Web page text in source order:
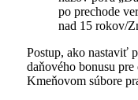
po prechode
nad 15 rokov/
Postup, ako nastaviť
daňového bonusu
Kmeňovom súbore